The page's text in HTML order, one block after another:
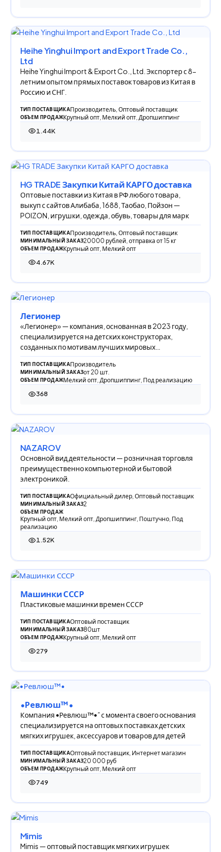
Heihe Yinghui Import and Export Trade Co.,
Ltd
Heihe Yinghui Import & Export Co., Ltd. Экспортер с 8-
летним опытом прямых поставок товаров из Китая в
Россию и СНГ.
ТИП ПОСТАВЩИКАПроизводитель, Оптовый поставщик
ОБЪЕМ ПРОДАЖКрупный опт, Мелкий опт, Дропшиппинг
1.44K
1 442 просмотра
HG TRADE Закупки Китай КАРГО доставка
Оптовые поставки из Китая в РФ любого товара,
выкуп с сайтов Алибаба, 1688, Таобао, Пойзон —
POIZON, игрушки, одежда, обувь, товары для марк
ТИП ПОСТАВЩИКАПроизводитель, Оптовый поставщик
МИНИМАЛЬНЫЙ ЗАКАЗ20000 рублей, отправка от 15 кг
ОБЪЕМ ПРОДАЖКрупный опт, Мелкий опт
4.67K
4 666 просмотров
Легионер
«Легионер» — компания, основанная в 2023 году,
специализируется на детских конструкторах,
созданных по мотивам лучших мировых
производителей
ТИП ПОСТАВЩИКАПроизводитель
МИНИМАЛЬНЫЙ ЗАКАЗот 20 шт.
ОБЪЕМ ПРОДАЖМелкий опт, Дропшиппинг, Под реализацию
368
368 просмотров
NAZAROV
Основной вид деятельности — розничная торговля
преимущественно компьютерной и бытовой
электроникой.
ТИП ПОСТАВЩИКАОфициальный дилер, Оптовый поставщик
МИНИМАЛЬНЫЙ ЗАКАЗ2
ОБЪЕМ ПРОДАЖ
Крупный опт, Мелкий опт, Дропшиппинг, Поштучно, Под
реализацию
1.52K
1 518 просмотров
Машинки СССР
Пластиковые машинки времен СССР
ТИП ПОСТАВЩИКАОптовый поставщик
МИНИМАЛЬНЫЙ ЗАКАЗ80шт
ОБЪЕМ ПРОДАЖКрупный опт, Мелкий опт
279
279 просмотров
•Ревлюш™•
Компания •Ревлюш™•” с момента своего основания
специализируется на оптовых поставках детских
мягких игрушек, аксессуаров и товаров для детей
ТИП ПОСТАВЩИКАОптовый поставщик, Интернет магазин
МИНИМАЛЬНЫЙ ЗАКАЗ20 000 руб
ОБЪЕМ ПРОДАЖКрупный опт, Мелкий опт
749
749 просмотров
Mimis
Mimis — оптовый поставщик мягких игрушек